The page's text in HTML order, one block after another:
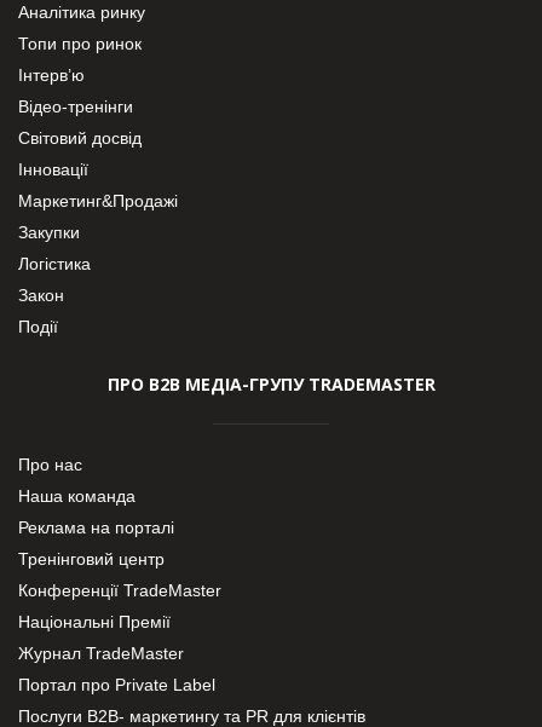
Аналітика ринку
Топи про ринок
Інтерв’ю
Відео-тренінги
Світовий досвід
Інновації
Маркетинг&Продажі
Закупки
Логістика
Закон
Події
ПРО В2В МЕДІА-ГРУПУ TRADEMASTER
Про нас
Наша команда
Реклама на порталі
Тренінговий центр
Конференції TradeMaster
Національні Премії
Журнал TradeMaster
Портал про Private Label
Послуги В2В- маркетингу та PR для клієнтів